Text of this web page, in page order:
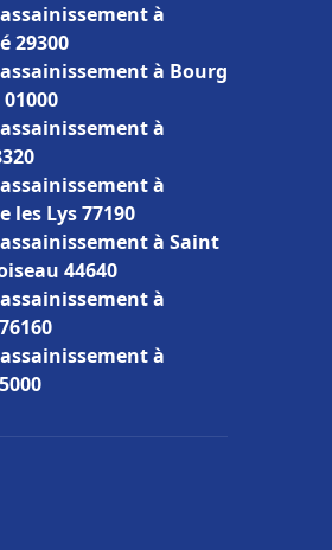
à
29300
à Bourg
à
à
les Lys 77190
à Saint
44640
à
à